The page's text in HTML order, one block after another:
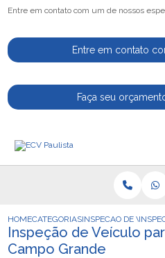
Entre em contato com um de nossos
Entre em contato
Faça seu
HOMECATEGORIASINSPECAO DE
Inspeção de Veículo
Campo Grande